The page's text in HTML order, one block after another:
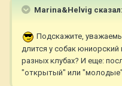
Marina&Helvig сказал:
Подскажите,
длится у собак
разных клубах? И еще:
"открытый" или